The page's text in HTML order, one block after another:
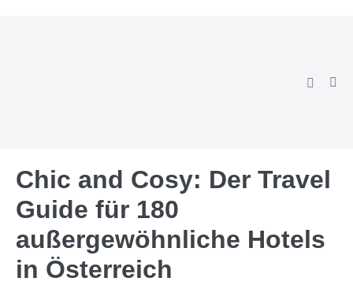
Suche-
Chic and Cosy: Der Travel
Guide für 180
außergewöhnliche Hotels
in Österreich